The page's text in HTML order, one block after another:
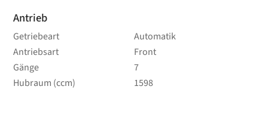
Antrieb
Getriebeart
Automatik
Antriebsart
Front
Gänge
7
Hubraum (ccm)
1598